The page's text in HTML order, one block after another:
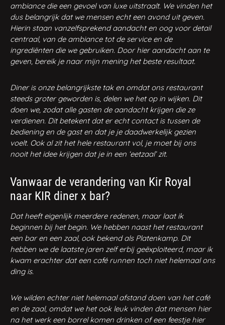
ambiance die een gevoel van luxe uitstraalt. We vinden het
dus belangrijk dat we mensen echt een avond uit geven.
Hierin staan vanzelfsprekend aandacht en oog voor detail
centraal, van de ambiance tot de service en de
ingrediënten die we gebruiken. Door hier aandacht aan te
geven, bereik je naar mijn mening het beste resultaat.
Diner is onze belangrijkste tak en omdat ons restaurant
steeds groter geworden is, delen we het op in wijken. Dit
doen we, zodat alle gasten de aandacht krijgen die ze
verdienen. Dit betekent dat er echt contact is tussen de
bediening en de gast en dat je je daadwerkelijk gezien
voelt. Ook al zit het hele restaurant vol, je moet bij ons
nooit het idee krijgen dat je in een ‘eetzaal’ zit.
Vanwaar de verandering van Kir Royal
naar KIR diner x bar?
Dat heeft eigenlijk meerdere redenen, maar laat ik
beginnen bij het begin. We hebben naast het restaurant
een bar en een zaal, ook bekend als Platenkamp. Dit
hebben we de laatste jaren zelf erbij geëxploiteerd, maar ik
kwam erachter dat een café runnen toch niet helemaal ons
ding is.
We wilden echter niet helemaal afstand doen van het café
en de zaal, omdat we het ook leuk vinden dat mensen hier
na het werk een borrel komen drinken of een feestje hier